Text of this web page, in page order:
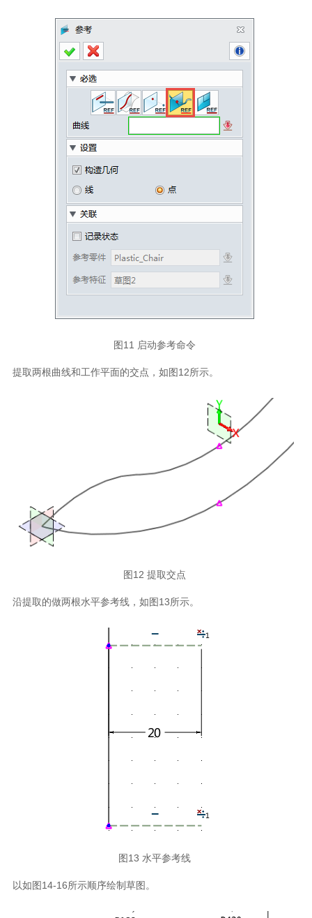
图11 启动参考命令
提取两根曲线和工作平面的交点，如图12所示。
图12 提取交点
沿提取的做两根水平参考线，如图13所示。
图13 水平参考线
以如图14-16所示顺序绘制草图。